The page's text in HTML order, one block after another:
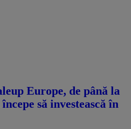
Europe, de până la
să investească în